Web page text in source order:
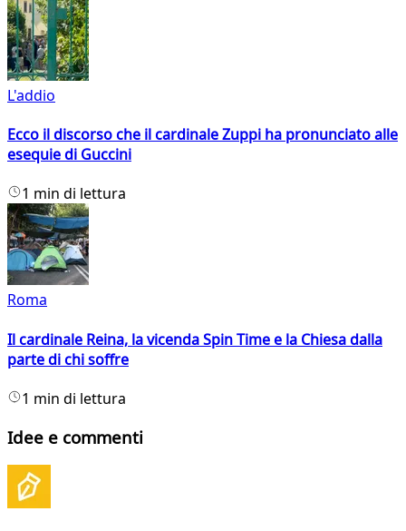
L'addio
Ecco il discorso che il cardinale Zuppi ha pronunciato alle
esequie di Guccini
1 min di lettura
Roma
Il cardinale Reina, la vicenda Spin Time e la Chiesa dalla
parte di chi soffre
1 min di lettura
Idee e commenti